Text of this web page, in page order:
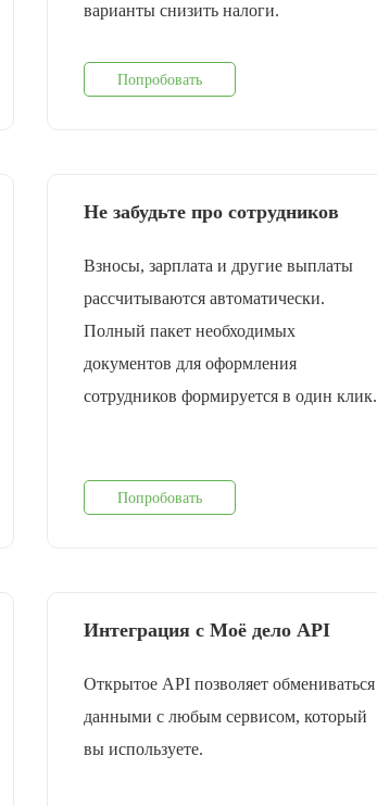
варианты снизить налоги.
Попробовать
Не забудьте про сотрудников
Взносы, зарплата и другие выплаты
рассчитываются автоматически.
Полный пакет необходимых
документов для оформления
cотрудников формируется в один клик.
Попробовать
Интеграция с Моё дело API
Открытое API позволяет обмениваться
данными с любым сервисом, который
вы используете.